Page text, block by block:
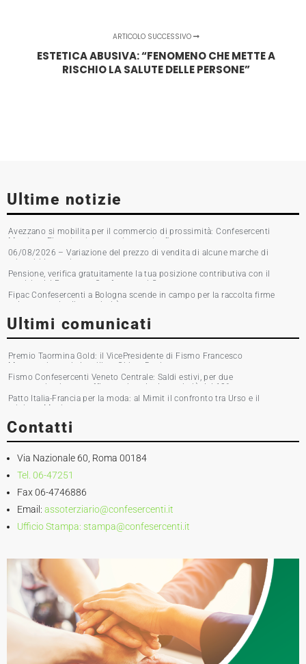
ARTICOLO SUCCESSIVO
ESTETICA ABUSIVA: “FENOMENO CHE METTE A
RISCHIO LA SALUTE DELLE PERSONE”
Ultime notizie
Avezzano si mobilita per il commercio di prossimità: Confesercenti
Marsica e Fipac in piazza per la raccolta firme
06/08/2026 – Variazione del prezzo di vendita di alcune marche di
tabacchi lavorati
Pensione, verifica gratuitamente la tua posizione contributiva con il
servizio del Patronato Confesercenti Grosseto
Fipac Confesercenti a Bologna scende in campo per la raccolta firme
sul commercio di prossimità
Ultimi comunicati
Premio Taormina Gold: il VicePresidente di Fismo Francesco
Musumeci premia la stilista Chiara Boni
Fismo Confesercenti Veneto Centrale: Saldi estivi, per due
commercianti su tre affluenza in calo. Incassi giù del 10%
Patto Italia-Francia per la moda: al Mimit il confronto tra Urso e il
ministro Martin
Contatti
Via Nazionale 60, Roma 00184
Tel. 06-47251
Fax 06-4746886
Email: assoterziario@confesercenti.it
Ufficio Stampa: stampa@confesercenti.it